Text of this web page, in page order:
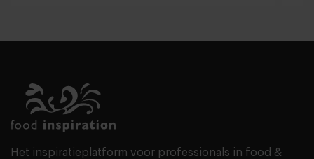
Het inspiratieplatform voor professionals in food &